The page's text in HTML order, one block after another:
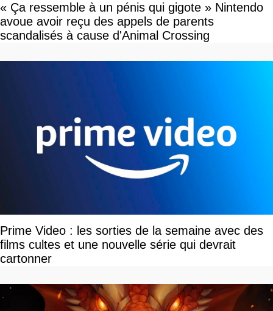
« Ça ressemble à un pénis qui gigote » Nintendo
avoue avoir reçu des appels de parents
scandalisés à cause d'Animal Crossing
Prime Video : les sorties de la semaine avec des
films cultes et une nouvelle série qui devrait
cartonner